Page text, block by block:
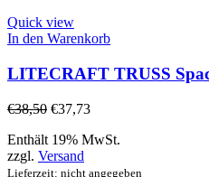
Quick view
In den Warenkorb
LITECRAFT TRUSS
€38,50 €37,73
Enthält 19% MwSt.
zzgl. Versand
Lieferzeit: nicht angegeben